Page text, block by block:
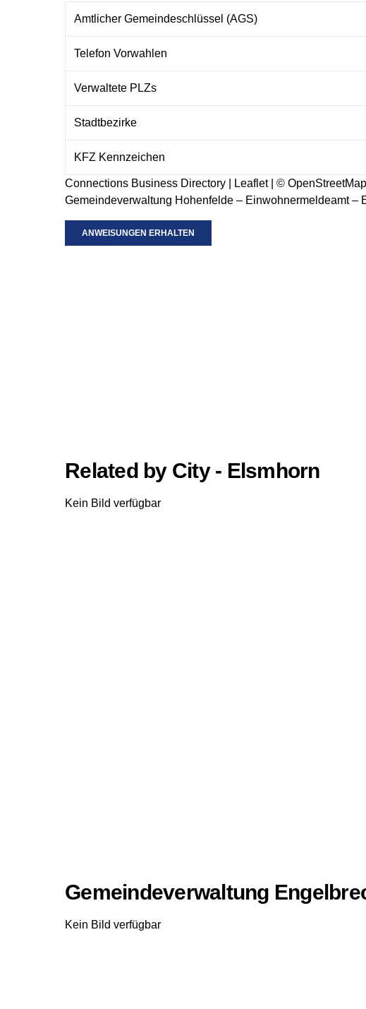
Amtlicher Gemeindeschlüssel (AGS)
Telefon Vorwahlen
Verwaltete PLZs
Stadtbezirke
KFZ Kennzeichen
Connections Business Directory Leaflet| © OpenStreetMap
Gemeindeverwaltung Hohenfelde – Einwohnermeldeamt –
ANWEISUNGEN ERHALTEN
Related by City - Elsmhorn
Kein Bild verfügbar
Gemeindeverwaltung
Kein Bild verfügbar